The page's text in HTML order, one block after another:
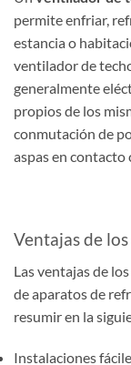
permite enfriar,
estancia o
ventilador de
generalmente
propios de los
conmutación de
aspas en contacto
Ventajas de
Las ventajas de
de aparatos de
resumir en la
Instalaciones